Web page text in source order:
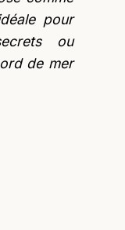
pour
ou
de mer